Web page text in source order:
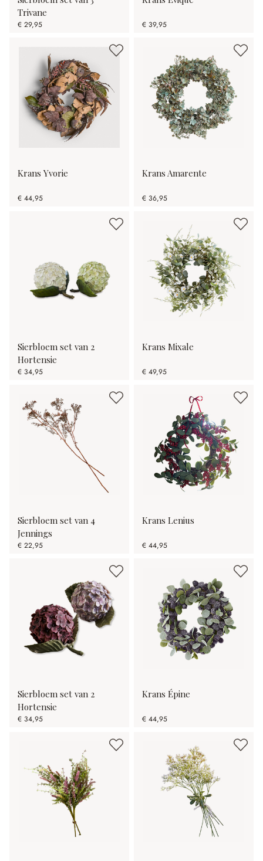
Trivane
€ 29,95 € 39,95
Krans Yvorie
€ 44,95
Krans Amarente
€ 36,95
Sierbloem set van 2
Hortensie
€ 34,95
Krans Mixale
€ 49,95
Sierbloem set van 4
Jennings
€ 22,95
Krans Lenius
€ 44,95
Sierbloem set van 2
Hortensie
€ 34,95
Krans Épine
€ 44,95